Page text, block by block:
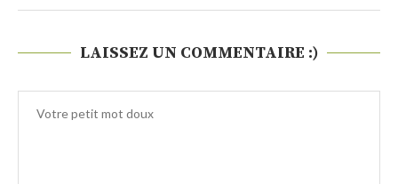
LAISSEZ UN COMMENTAIRE :)